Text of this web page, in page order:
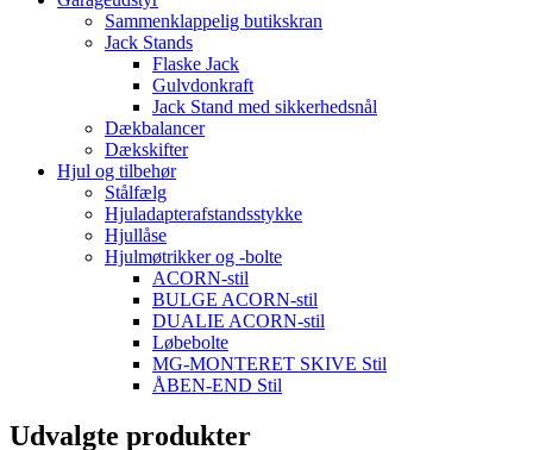
Sammenklappelig butikskran
Jack Stands
Flaske Jack
Gulvdonkraft
Jack Stand med sikkerhedsnål
Dækbalancer
Dækskifter
Hjul og tilbehør
Stålfælg
Hjuladapterafstandsstykke
Hjullåse
Hjulmøtrikker og -bolte
ACORN-stil
BULGE ACORN-stil
DUALIE ACORN-stil
Løbebolte
MG-MONTERET SKIVE Stil
ÅBEN-END Stil
Udvalgte produkter